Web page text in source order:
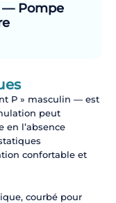
— Pompe
P » masculin — est
peut
en l’absence
confortable et
courbé pour